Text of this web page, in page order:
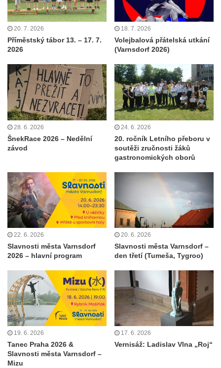
20. 7. 2026
Příměstský tábor 13. – 17. 7.
2026
18. 7. 2026
Volejbalová přátelská utkání
(Varnsdorf 2026)
28. 6. 2026
ŠnekRace 2026 – Nedělní
závod
24. 6. 2026
20. ročník Letního přeboru v
soutěži zručnosti žáků
gastronomických oborů
22. 6. 2026
Slavnosti města Varnsdorf
2026 – hlavní program
20. 6. 2026
Slavnosti města Varnsdorf –
den třetí (Tumeša, Tygroo)
19. 6. 2026
Tanec Praha 2026 &
Slavnosti města Varnsdorf –
Mizu
17. 6. 2026
Vernisáž: Ladislav Vlna „Roj“